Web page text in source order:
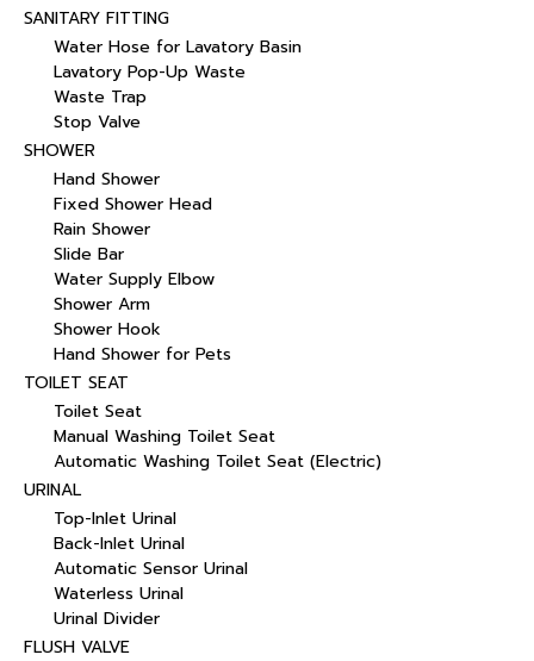
SANITARY FITTING
Water Hose for Lavatory Basin
Lavatory Pop-Up Waste
Waste Trap
Stop Valve
SHOWER
Hand Shower
Fixed Shower Head
Rain Shower
Slide Bar
Water Supply Elbow
Shower Arm
Shower Hook
Hand Shower for Pets
TOILET SEAT
Toilet Seat
Manual Washing Toilet Seat
Automatic Washing Toilet Seat (Electric)
URINAL
Top-Inlet Urinal
Back-Inlet Urinal
Automatic Sensor Urinal
Waterless Urinal
Urinal Divider
FLUSH VALVE